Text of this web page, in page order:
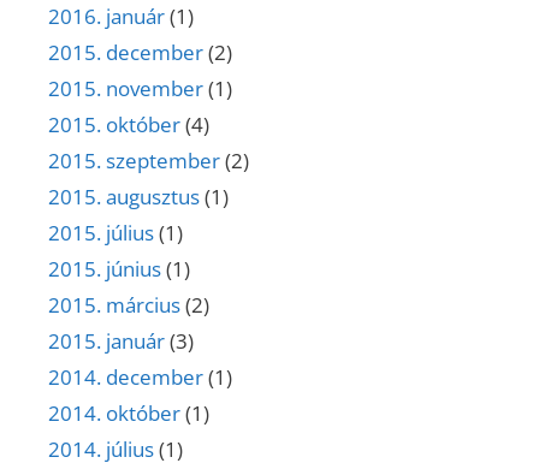
2016. január(1)
2015. december(2)
2015. november(1)
2015. október(4)
2015. szeptember(2)
2015. augusztus(1)
2015. július(1)
2015. június(1)
2015. március(2)
2015. január(3)
2014. december(1)
2014. október(1)
2014. július(1)